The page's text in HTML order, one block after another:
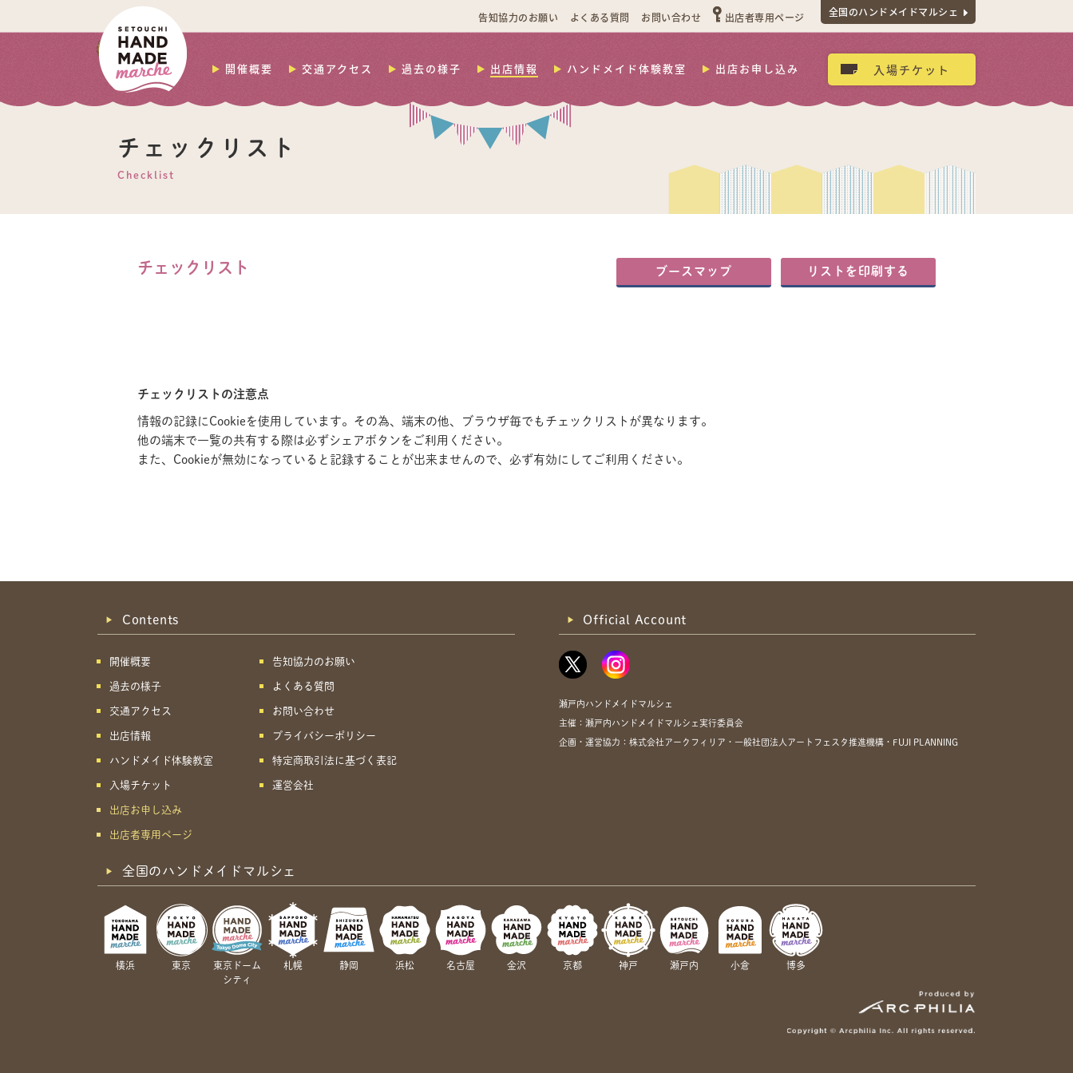
告知協力のお願い よくある質問 お問い合わせ 出店者専用ページ 全国のハンドメイドマルシェ
開催概要 交通アクセス 過去の様子 出店情報 ハンドメイド体験教室 出店お申し込み 入場チケット
チェックリスト
Checklist
チェックリスト ブースマップ リストを印刷する
チェックリストの注意点
情報の記録にCookieを使用しています。その為、端末の他、ブラウザ毎でもチェックリストが異なります。
他の端末で一覧の共有する際は必ずシェアボタンをご利用ください。
また、Cookieが無効になっていると記録することが出来ませんので、必ず有効にしてご利用ください。
Contents
開催概要
過去の様子
交通アクセス
出店情報
ハンドメイド体験教室
入場チケット
出店お申し込み
出店者専用ページ
告知協力のお願い
よくある質問
お問い合わせ
プライバシーポリシー
特定商取引法に基づく表記
運営会社
Official Account
瀬戸内ハンドメイドマルシェ
主催：瀬戸内ハンドメイドマルシェ実行委員会
企画・運営協力：株式会社アークフィリア・一般社団法人アートフェスタ推進機構・FUJI PLANNING
全国のハンドメイドマルシェ
横浜 東京
東京ドーム
シティ
札幌 静岡 浜松 名古屋 金沢 京都 神戸 瀬戸内 小倉 博多